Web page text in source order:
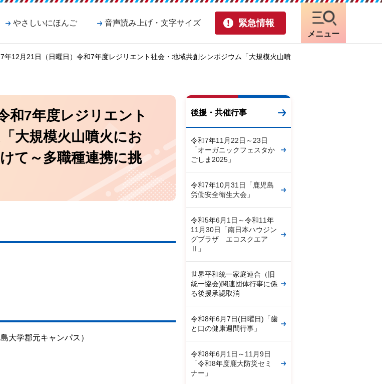
やさしいにほんご 音声読み上げ・文字サイズ 緊急情報
メニュー
年12月21日（日曜日）令和7年度レジリエント社会・地域共創シンポジウム「大規模火山噴
和7年度レジリエント
大規模火山噴火にお
て～多職種連携に挑
大学郡元キャンパス）
後援・共催行事
令和7年11月22日～23日
「オーガニックフェスタか
ごしま2025」
令和7年10月31日「鹿児島
労働安全衛生大会」
令和5年6月1日～令和11年
11月30日「南日本ハウジン
グプラザ エコスクエア
Ⅱ」
世界平和統一家庭連合（旧
統一協会)関連団体行事に係
る後援承認取消
令和8年6月7日(日曜日)「歯
と口の健康週間行事」
令和8年6月1日～11月9日
「令和8年度鹿大防災セミ
ナー」